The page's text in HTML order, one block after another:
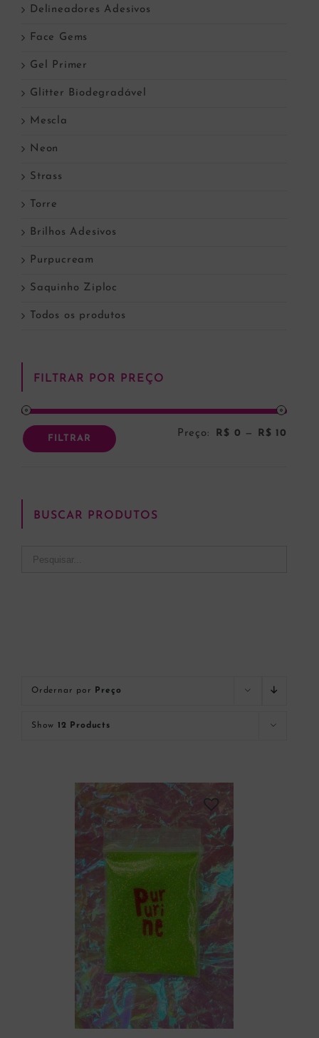
Ordernar por Preço
Show 12 Products
Delineadores Adesivos
Face Gems
Gel Primer
Glitter Biodegradável
Mescla
Neon
Strass
Torre
Brilhos Adesivos
Purpucream
Saquinho Ziploc
Todos os produtos
FILTRAR POR PREÇO
FILTRAR Preço: R$ 0 — R$ 10
BUSCAR PRODUTOS